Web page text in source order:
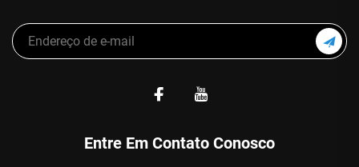
Entre Em Contato Conosco